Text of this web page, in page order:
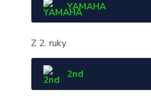
YAMAHA
Z 2. ruky
2nd